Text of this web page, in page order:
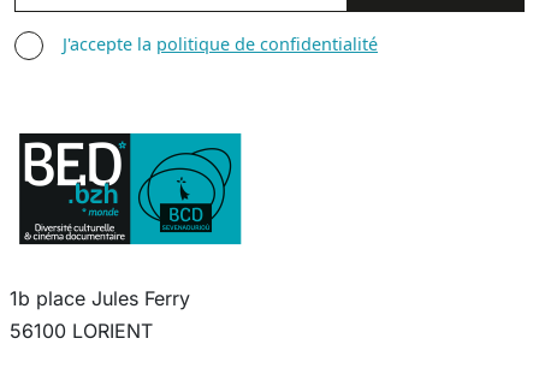
AGREE TERMS
J'accepte la politique de confidentialité
1b place Jules Ferry
56100 LORIENT